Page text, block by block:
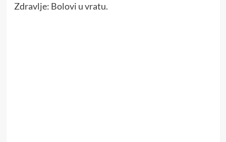
Zdravlje: Bolovi u vratu.